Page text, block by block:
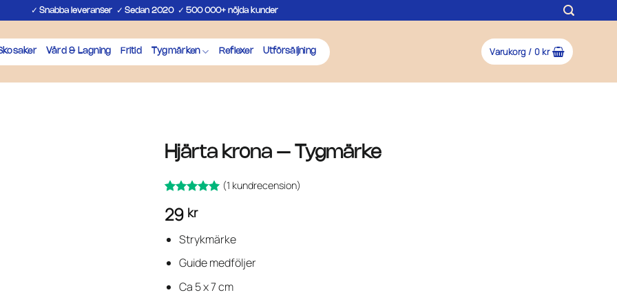
✓ Snabba leveranser✓ Sedan 2020✓ 500 000+ nöjda kunder
Vård & Lagning Fritid Tygmärken Reflexer Utförsäljning Varukorg / 0kr
Hjärta krona – Tygmärke
av 5
kundrecension
(1 kundrecension)
29 kr
Strykmärke
Guide medföljer
Ca 5 x 7 cm